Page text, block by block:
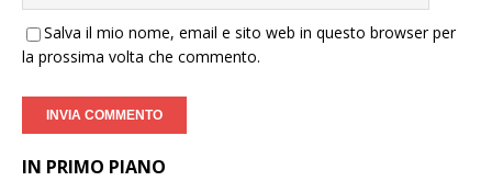
Salva il mio nome, email e sito web in questo browser per
la prossima volta che commento.
IN PRIMO PIANO